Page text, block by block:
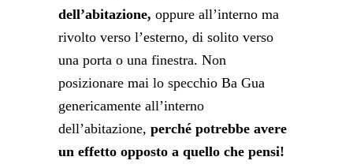
dell’abitazione, oppure all’interno ma
rivolto verso l’esterno, di solito verso
una porta o una finestra. Non
posizionare mai lo specchio Ba Gua
genericamente all’interno
dell’abitazione, perché potrebbe avere
un effetto opposto a quello che pensi!